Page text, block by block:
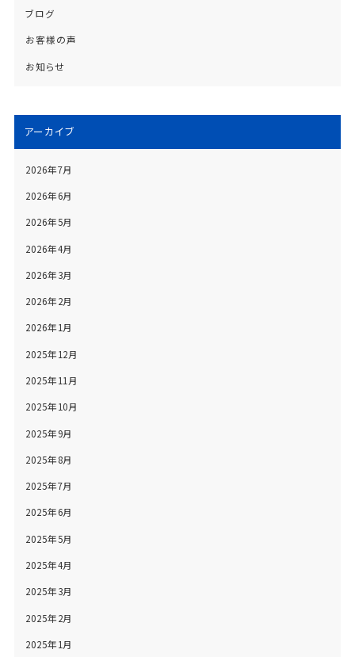
ブログ
お客様の声
お知らせ
アーカイブ
2026年7月
2026年6月
2026年5月
2026年4月
2026年3月
2026年2月
2026年1月
2025年12月
2025年11月
2025年10月
2025年9月
2025年8月
2025年7月
2025年6月
2025年5月
2025年4月
2025年3月
2025年2月
2025年1月